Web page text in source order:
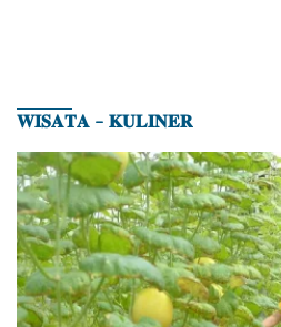
𝐖𝐈𝐒𝐀𝐓𝐀 – 𝐊𝐔𝐋𝐈𝐍𝐄𝐑